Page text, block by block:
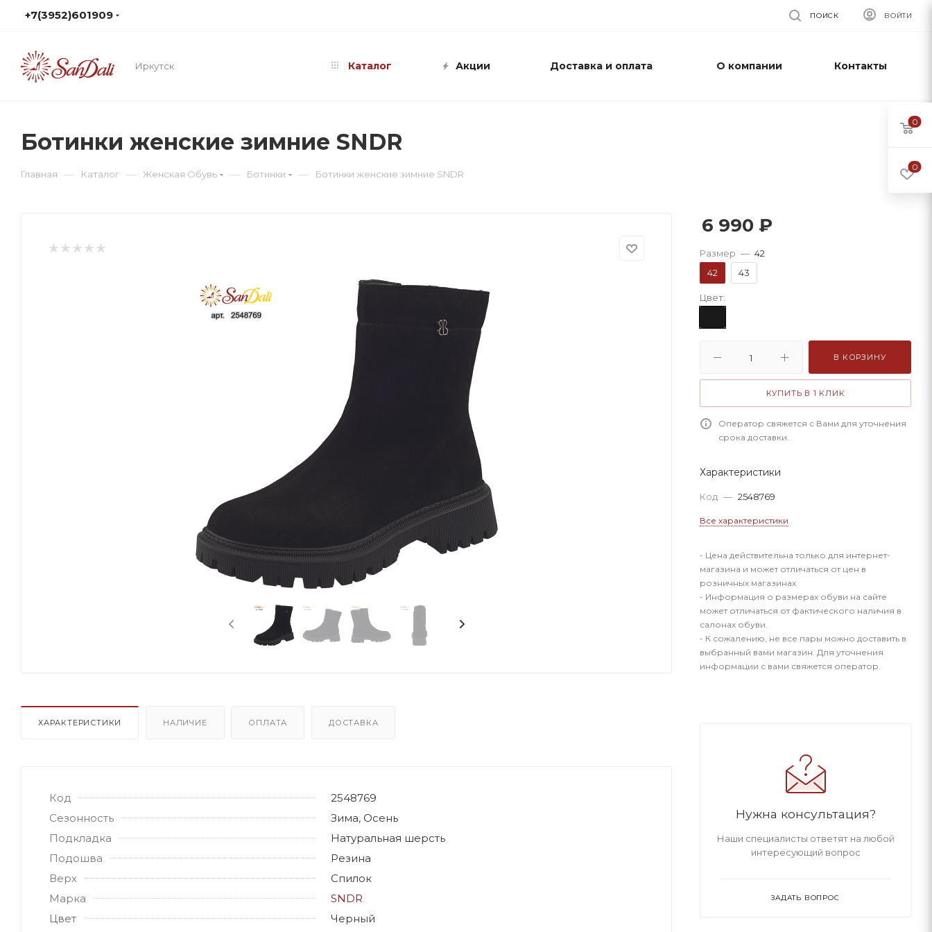
+7(3952)601909 ВОЙТИ
ПОИСК
Иркутск Каталог Акции Доставка и оплата О компании Контакты
Ботинки женские зимние SNDR
Главная — Каталог — Женская Обувь — Ботинки — Ботинки женские зимние SNDR
ХАРАКТЕРИСТИКИ НАЛИЧИЕ ОПЛАТА ДОСТАВКА
Код
2548769
Сезонность
Зима, Осень
Подкладка
Натуральная шерсть
Подошва
Резина
Верх
Спилок
Марка
SNDR
Цвет
Черный
6 990 ₽
Размер — 42
42
43
Цвет:
В КОРЗИНУ
КУПИТЬ В 1 КЛИК
Оператор свяжется с Вами для уточнения
срока доставки.
Характеристики
Код — 2548769
Все характеристики
- Цена действительна только для интернет-
магазина и может отличаться от цен в
розничных магазинах
- Информация о размерах обуви на сайте
может отличаться от фактического наличия в
салонах обуви.
- К сожалению, не все пары можно доставить в
выбранный вами магазин. Для уточнения
информации с вами свяжется оператор.
Нужна консультация?
Наши специалисты ответят на любой
интересующий вопрос
ЗАДАТЬ ВОПРОС
0
0